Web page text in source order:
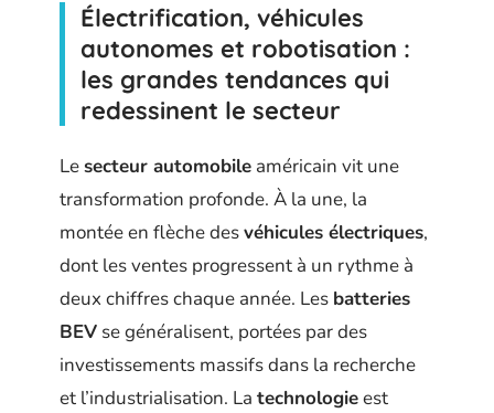
Électrification, véhicules
autonomes et robotisation :
les grandes tendances qui
redessinent le secteur
Lesecteur automobile américain vit une
transformation profonde. À la une, la
montée en flèche desvéhicules électriques,
dont les ventes progressent à un rythme à
deux chiffres chaque année. Les batteries
BEV se généralisent, portées par des
investissements massifs dans la recherche
et l’industrialisation. La technologieest